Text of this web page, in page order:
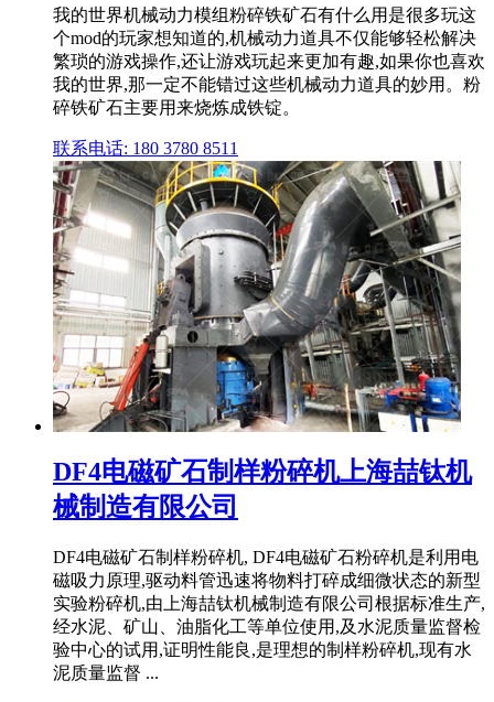
我的世界机械动力模组粉碎铁矿石有什么用是很多玩这
个mod的玩家想知道的,机械动力道具不仅能够轻松解决
繁琐的游戏操作,还让游戏玩起来更加有趣,如果你也喜欢
我的世界,那一定不能错过这些机械动力道具的妙用。粉
碎铁矿石主要用来烧炼成铁锭。
联系电话: 180 3780 8511
DF4电磁矿石制样粉碎机上海喆钛机
械制造有限公司
DF4电磁矿石制样粉碎机, DF4电磁矿石粉碎机是利用电
磁吸力原理,驱动料管迅速将物料打碎成细微状态的新型
实验粉碎机,由上海喆钛机械制造有限公司根据标准生产,
经水泥、矿山、油脂化工等单位使用,及水泥质量监督检
验中心的试用,证明性能良,是理想的制样粉碎机,现有水
泥质量监督 ...